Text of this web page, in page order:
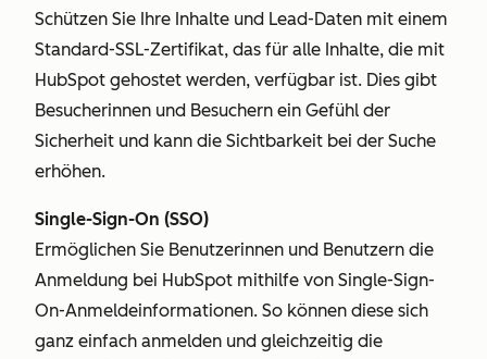
Schützen Sie Ihre Inhalte und Lead-Daten mit einem
Standard-SSL-Zertifikat, das für alle Inhalte, die mit
HubSpot gehostet werden, verfügbar ist. Dies gibt
Besucherinnen und Besuchern ein Gefühl der
Sicherheit und kann die Sichtbarkeit bei der Suche
erhöhen.
Single-Sign-On (SSO)
Ermöglichen Sie Benutzerinnen und Benutzern die
Anmeldung bei HubSpot mithilfe von Single-Sign-
On-Anmeldeinformationen. So können diese sich
ganz einfach anmelden und gleichzeitig die